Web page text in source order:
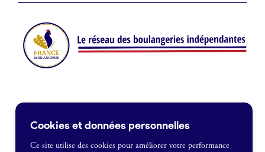
Je crée mon compte
Je souhaite être recontacté
Cookies et données personnelles
Ce site utilise des cookies pour améliorer votre performance